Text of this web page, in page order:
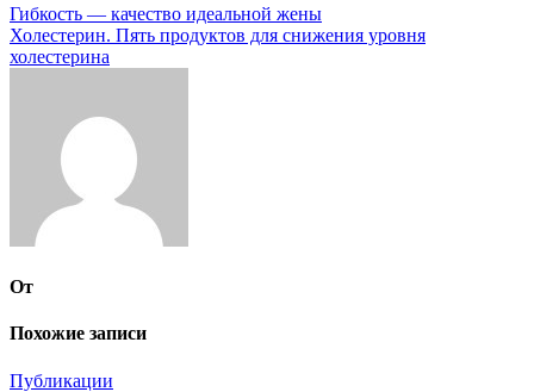
Навигация
по
Гибкость — качество идеальной жены
Холестерин. Пять продуктов для снижения уровня
холестерина
От
Похожие записи
Публикации